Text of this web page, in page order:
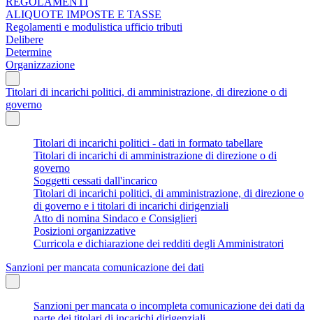
ALIQUOTE IMPOSTE E TASSE
Regolamenti e modulistica ufficio tributi
Delibere
Determine
Organizzazione
Titolari di incarichi politici, di amministrazione, di direzione o di
governo
Titolari di incarichi politici - dati in formato tabellare
Titolari di incarichi di amministrazione di direzione o di
governo
Soggetti cessati dall'incarico
Titolari di incarichi politici, di amministrazione, di direzione o
di governo e i titolari di incarichi dirigenziali
Atto di nomina Sindaco e Consiglieri
Posizioni organizzative
Curricola e dichiarazione dei redditi degli Amministratori
Sanzioni per mancata comunicazione dei dati
Sanzioni per mancata o incompleta comunicazione dei dati da